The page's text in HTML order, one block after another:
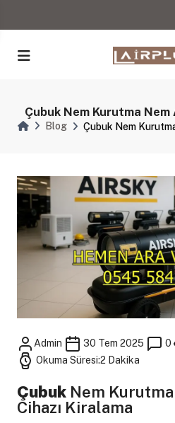
Çubuk Nem Kurutma Nem
Blog Çubuk Nem
Admin 30 Tem 2025 0
Okuma Süresi:2 Dakika
ÇubukNem
Cihazı Kiralama